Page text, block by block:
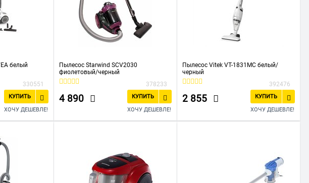
белый
330551
КУПИТЬ
ХОЧУ ДЕШЕВЛЕ!
Пылесос Starwind SCV2030
фиолетовый/черный
378233
4 890
КУПИТЬ
ХОЧУ ДЕШЕВЛЕ!
Пылесос Vitek VT-1831MC белый/
черный
392476
2 855
КУПИТЬ
ХОЧУ ДЕШЕВЛЕ!